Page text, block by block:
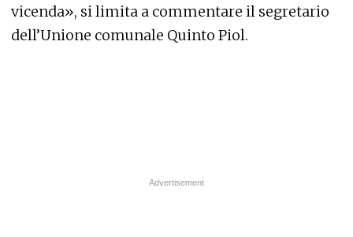
vicenda», si limita a commentare il segretario
dell’Unione comunale Quinto Piol.